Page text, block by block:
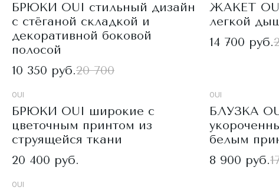
БРЮКИ OUI стильный дизайн
с стёганой складкой и
декоративной боковой
полосой
10 350 руб.20 700
ЖАКЕТ
легкой
14 700 руб.
OUI
БРЮКИ OUI широкие с
цветочным принтом из
струящейся ткани
20 400 руб.
OUI
БЛУЗКА
белым
8 900 руб.
OUI